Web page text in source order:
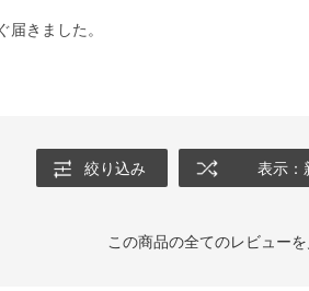
きました。
絞り込み 表示：
この商品の全てのレビューを